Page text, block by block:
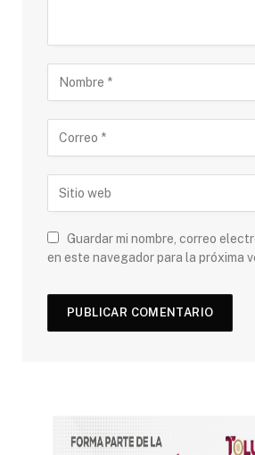
Guardar mi nombre, correo
en este navegador para la próxima